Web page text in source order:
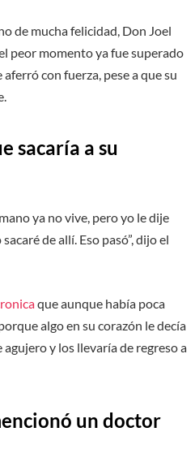
de mucha felicidad, Don Joel
peor momento ya fue superado
aferró con fuerza, pese a que su
sacaría a su
ya no vive, pero yo le dije
de allí. Eso pasó”, dijo el
que aunque había poca
algo en su corazón le decía
y los llevaría de regreso a
un doctor